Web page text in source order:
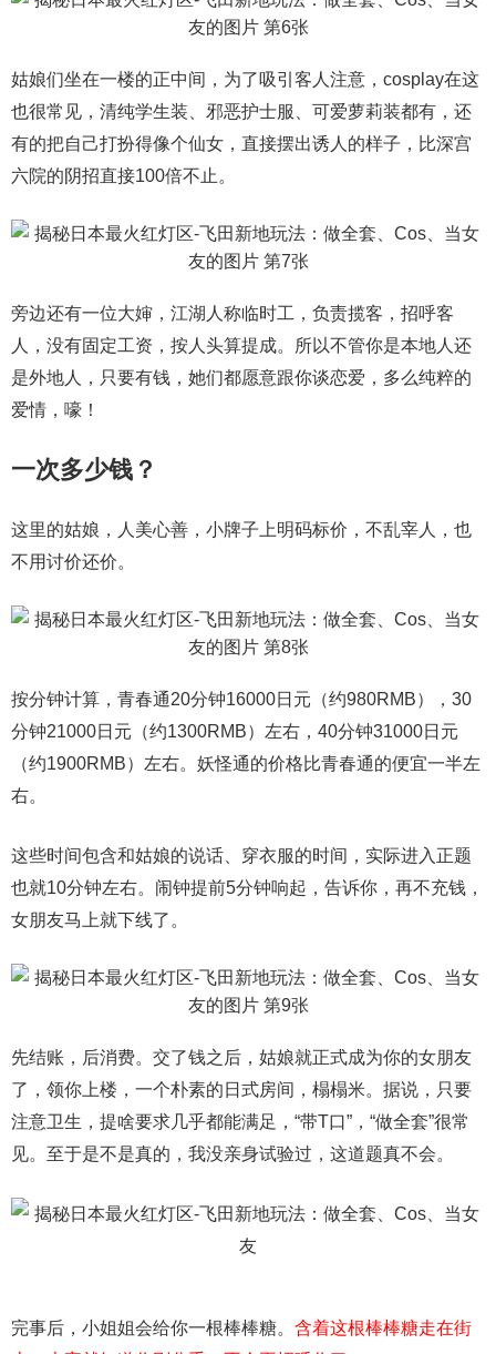
姑娘们坐在一楼的正中间，为了吸引客人注意，cosplay在这
也很常见，清纯学生装、邪恶护士服、可爱萝莉装都有，还
有的把自己打扮得像个仙女，直接摆出诱人的样子，比深宫
六院的阴招直接100倍不止。
旁边还有一位大婶，江湖人称临时工，负责揽客，招呼客
人，没有固定工资，按人头算提成。所以不管你是本地人还
是外地人，只要有钱，她们都愿意跟你谈恋爱，多么纯粹的
爱情，嚎！
一次多少钱？
这里的姑娘，人美心善，小牌子上明码标价，不乱宰人，也
不用讨价还价。
按分钟计算，青春通20分钟16000日元（约980RMB），30
分钟21000日元（约1300RMB）左右，40分钟31000日元
（约1900RMB）左右。妖怪通的价格比青春通的便宜一半左
右。
这些时间包含和姑娘的说话、穿衣服的时间，实际进入正题
也就10分钟左右。闹钟提前5分钟响起，告诉你，再不充钱，
女朋友马上就下线了。
先结账，后消费。交了钱之后，姑娘就正式成为你的女朋友
了，领你上楼，一个朴素的日式房间，榻榻米。据说，只要
注意卫生，提啥要求几乎都能满足，“带T口”，“做全套”很常
见。至于是不是真的，我没亲身试验过，这道题真不会。
完事后，小姐姐会给你一根棒棒糖。 含着这根棒棒糖走在街